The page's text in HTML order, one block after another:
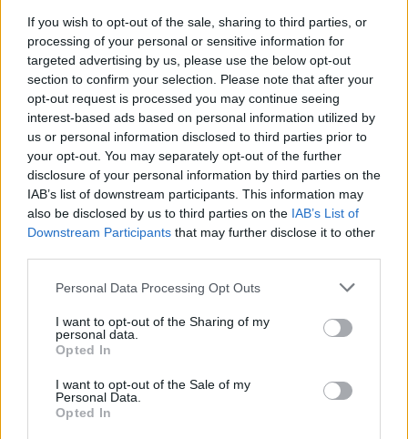
If you wish to opt-out of the sale, sharing to third parties, or
processing of your personal or sensitive information for
targeted advertising by us, please use the below opt-out
section to confirm your selection. Please note that after your
opt-out request is processed you may continue seeing
interest-based ads based on personal information utilized by
us or personal information disclosed to third parties prior to
your opt-out. You may separately opt-out of the further
disclosure of your personal information by third parties on the
IAB’s list of downstream participants. This information may
also be disclosed by us to third parties on the IAB’s List of
Downstream Participants that may further disclose it to other
Personal Data Processing Opt Outs
I want to opt-out of the Sharing of my
personal data.
Opted In
I want to opt-out of the Sale of my
Personal Data.
Opted In
* Arafat, ca Dumnezeu. Sau ca Allah
* Adio, boli? Descoperirea miraculoasă a unui
chimist din California, care poate „rescrie”
ADN-ul uman cu o precizie fără precedent
*În sondajul USR, creștere spectaculoasă a
PNL: 36,8%. Dăncilă, ușor avans în fața lui
Barna pentru a intra în turul 2
declară iubire veșnică Vioricăi Dăncilă a fost
activist PCR și e omul lui Govor-PSD
Planul ticălos al PSD de a bloca învestirea
Guvernului Orban. Dăncilă vrea vot în